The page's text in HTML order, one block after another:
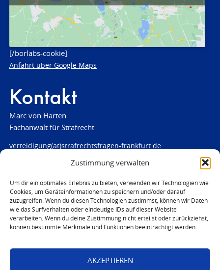
Zustimmung verwalten
Um dir ein optimales Erlebnis zu bieten, verwenden wir Technologien wie
Cookies, um Geräteinformationen zu speichern und/oder darauf
zuzugreifen. Wenn du diesen Technologien zustimmst, können wir Daten
wie das Surfverhalten oder eindeutige IDs auf dieser Website
verarbeiten. Wenn du deine Zustimmung nicht erteilst oder zurückziehst,
können bestimmte Merkmale und Funktionen beeinträchtigt werden.
AKZEPTIEREN
[/borlabs-cookie]
Anfahrt über Google Maps
Kontakt
Marc von Harten
Fachanwalt für Strafrecht
verteidigung(at)strafrechtsfragen-frankfurt.de
www.strafrechtsfragen-frankfurt.de
Louisenstraße 84
61348 Bad Homburg
Telefon:06172 - 66 28 00
Telefax: 06172 - 66 28 01
0171 - 691 67 67